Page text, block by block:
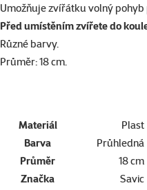
Umožňuje zvířátku volný pohyb
Před umístěním zvířete do
Různé barvy.
Průměr: 18 cm.
Materiál
Plast
Barva
Průhledná
Průměr
18 cm
Značka
Savic